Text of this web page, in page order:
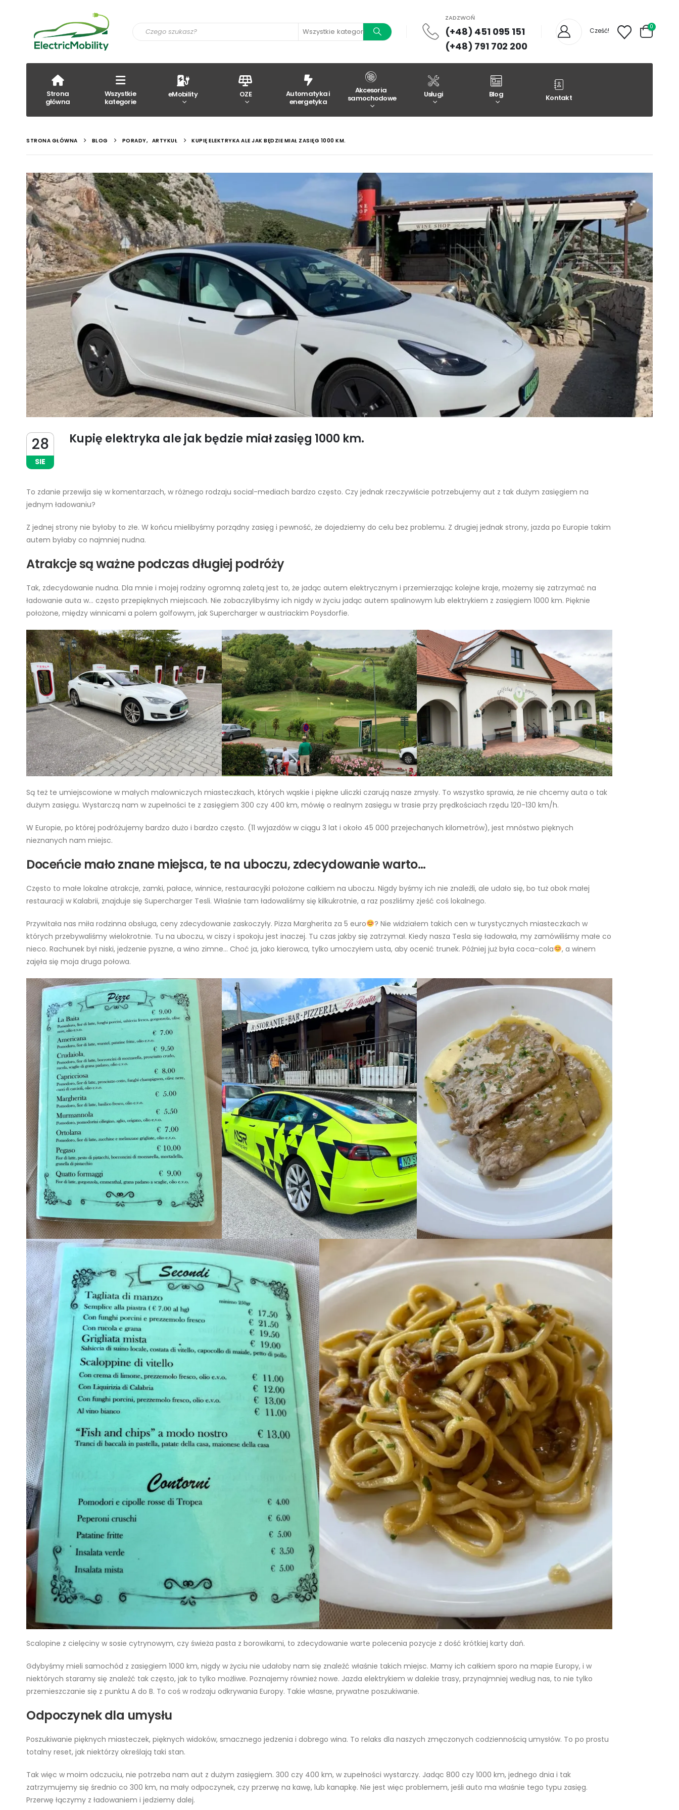
Wszystkie kategorie
ZADZWOŃ
(+48) 451 095 151
(+48) 791 702 200
Cześć! 0
Strona
główna
Wszystkie
kategorie
eMobility OZE
Automatyka i
energetyka
Akcesoria
samochodowe
Usługi Blog Kontakt
STRONA GŁÓWNA BLOG PORADY, ARTYKUŁ KUPIĘ ELEKTRYKA ALE JAK BĘDZIE MIAŁ ZASIĘG 1000 KM.
28
SIE
Kupię elektryka ale jak będzie miał zasięg 1000 km.
To zdanie przewija się w komentarzach, w różnego rodzaju social-mediach bardzo często. Czy jednak rzeczywiście potrzebujemy aut z tak dużym zasięgiem na
jednym ładowaniu?
Z jednej strony nie byłoby to złe. W końcu mielibyśmy porządny zasięg i pewność, że dojedziemy do celu bez problemu. Z drugiej jednak strony, jazda po Europie takim
autem byłaby co najmniej nudna.
Atrakcje są ważne podczas długiej podróży
Tak, zdecydowanie nudna. Dla mnie i mojej rodziny ogromną zaletą jest to, że jadąc autem elektrycznym i przemierzając kolejne kraje, możemy się zatrzymać na
ładowanie auta w… często przepięknych miejscach. Nie zobaczylibyśmy ich nigdy w życiu jadąc autem spalinowym lub elektrykiem z zasięgiem 1000 km. Pięknie
położone, między winnicami a polem golfowym, jak Supercharger w austriackim Poysdorfie.
Są też te umiejscowione w małych malowniczych miasteczkach, których wąskie i piękne uliczki czarują nasze zmysły. To wszystko sprawia, że nie chcemy auta o tak
dużym zasięgu. Wystarczą nam w zupełności te z zasięgiem 300 czy 400 km, mówię o realnym zasięgu w trasie przy prędkościach rzędu 120-130 km/h.
W Europie, po której podróżujemy bardzo dużo i bardzo często. (11 wyjazdów w ciągu 3 lat i około 45 000 przejechanych kilometrów), jest mnóstwo pięknych
nieznanych nam miejsc.
Doceńcie mało znane miejsca, te na uboczu, zdecydowanie warto…
Często to małe lokalne atrakcje, zamki, pałace, winnice, restauracyjki położone całkiem na uboczu. Nigdy byśmy ich nie znaleźli, ale udało się, bo tuż obok małej
restauracji w Kalabrii, znajduje się Supercharger Tesli. Właśnie tam ładowaliśmy się kilkukrotnie, a raz poszliśmy zjeść coś lokalnego.
Przywitała nas miła rodzinna obsługa, ceny zdecydowanie zaskoczyły. Pizza Margherita za 5 euro
? Nie widziałem takich cen w turystycznych miasteczkach w
których przebywaliśmy wielokrotnie. Tu na uboczu, w ciszy i spokoju jest inaczej. Tu czas jakby się zatrzymał. Kiedy nasza Tesla się ładowała, my zamówiliśmy małe co
nieco. Rachunek był niski, jedzenie pyszne, a wino zimne… Choć ja, jako kierowca, tylko umoczyłem usta, aby ocenić trunek. Później już była coca-cola
, a winem
zajęła się moja druga połowa.
Scalopine z cielęciny w sosie cytrynowym, czy świeża pasta z borowikami, to zdecydowanie warte polecenia pozycje z dość krótkiej karty dań.
Gdybyśmy mieli samochód z zasięgiem 1000 km, nigdy w życiu nie udałoby nam się znaleźć właśnie takich miejsc. Mamy ich całkiem sporo na mapie Europy, i w
niektórych staramy się znaleźć tak często, jak to tylko możliwe. Poznajemy również nowe. Jazda elektrykiem w dalekie trasy, przynajmniej według nas, to nie tylko
przemieszczanie się z punktu A do B. To coś w rodzaju odkrywania Europy. Takie własne, prywatne poszukiwanie.
Odpoczynek dla umysłu
Poszukiwanie pięknych miasteczek, pięknych widoków, smacznego jedzenia i dobrego wina. To relaks dla naszych zmęczonych codziennością umysłów. To po prostu
totalny reset, jak niektórzy określają taki stan.
Tak więc w moim odczuciu, nie potrzeba nam aut z dużym zasięgiem. 300 czy 400 km, w zupełności wystarczy. Jadąc 800 czy 1000 km, jednego dnia i tak
zatrzymujemy się średnio co 300 km, na mały odpoczynek, czy przerwę na kawę, lub kanapkę. Nie jest więc problemem, jeśli auto ma właśnie tego typu zasięg.
Przerwę łączymy z ładowaniem i jedziemy dalej.